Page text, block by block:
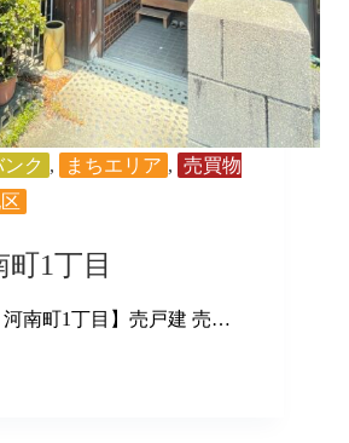
ク , まちエリア , 売買物
1丁目
河南町1丁目】売戸建 売…